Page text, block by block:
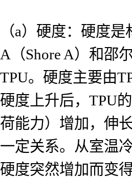
（a）硬度：硬度
A（Shore A）和邵
TPU。硬度主要由
硬度上升后，TPU
荷能力）增加，伸
一定关系。从室温
硬度突然增加而变